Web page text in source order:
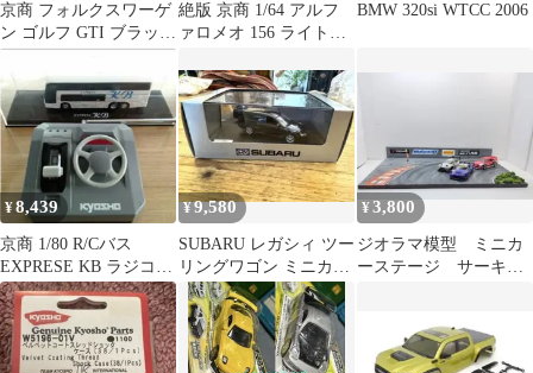
京商 フォルクスワーゲ
ン ゴルフ GTI ブラック
ルース ミニカー
絶版 京商 1/64 アルフ
ァロメオ 156 ライトブ
BMW 320si WTCC 2006
¥8,439
京商 1/80 R/Cバス
EXPRESE KB ラジコン
廃番 レア
¥9,580
SUBARU レガシィ ツー
リングワゴン ミニカー
(未開封)
¥3,800
ジオラマ模型 ミニカ
ーステージ サーキッ